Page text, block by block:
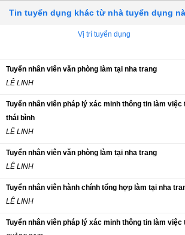
Tin tuyển dụng khác từ nhà tuyển dụng
Vị trí tuyển dụng
Tuyển nhân viên văn phòng làm tại nha trang
LÊ LINH
Tuyển nhân viên pháp lý xác minh thông tin làm việc
thái bình
LÊ LINH
Tuyển nhân viên văn phòng làm tại nha trang
LÊ LINH
Tuyển nhân viên hành chính tổng hợp làm tại nha
LÊ LINH
Tuyển nhân viên pháp lý xác minh thông tin làm việc